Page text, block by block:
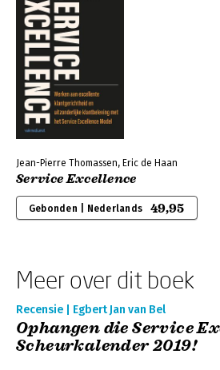
Jean-Pierre Thomassen, Eric de Haan
Service Excellence
Gebonden | Nederlands 49,95
Meer over dit boek
Recensie | Egbert Jan van Bel
Ophangen die Service
Scheurkalender 2019!